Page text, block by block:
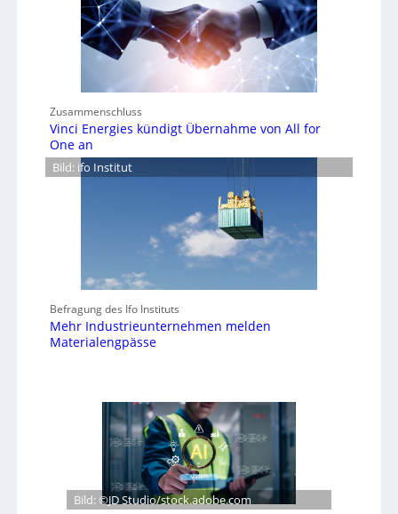
Zusammenschluss
Vinci Energies kündigt Übernahme von All for
One an
Bild: ifo Institut
Befragung des Ifo Instituts
Mehr Industrieunternehmen melden
Materialengpässe
Bild: ©JD Studio/stock.adobe.com